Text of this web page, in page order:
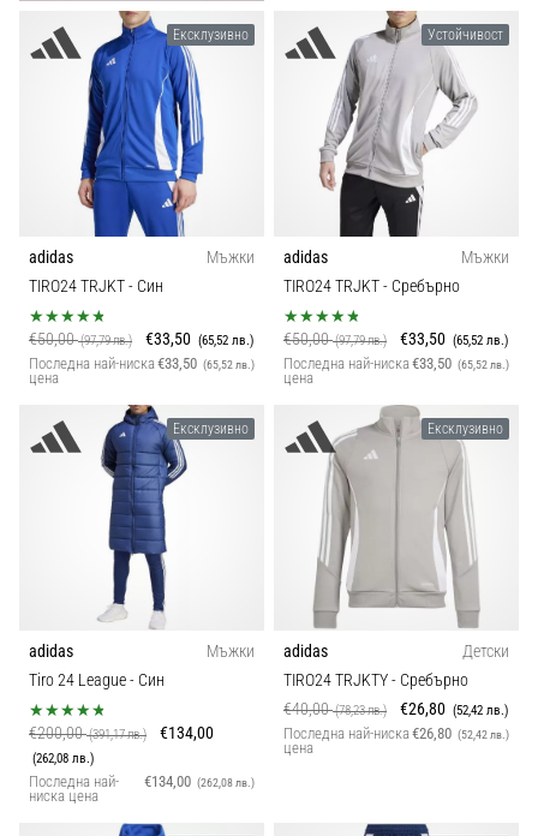
Ексклузивно
adidas
Мъжки
TIRO24 TRJKT- Син
€50,00(97,79 лв.) €33,50 (65,52 лв.)
Последна най-ниска
цена
€33,50 (65,52 лв.)
Устойчивост
adidas
Мъжки
TIRO24 TRJKT- Сребърно
€50,00(97,79 лв.) €33,50 (65,52 лв.)
Последна най-ниска
цена
€33,50 (65,52 лв.)
Ексклузивно
adidas
Мъжки
Tiro 24 League- Син
€200,00(391,17 лв.) €134,00
(262,08 лв.)
Последна най-
ниска цена
€134,00 (262,08 лв.)
Ексклузивно
adidas
Детски
TIRO24 TRJKTY- Сребърно
€40,00(78,23 лв.) €26,80 (52,42 лв.)
Последна най-ниска
цена
€26,80 (52,42 лв.)